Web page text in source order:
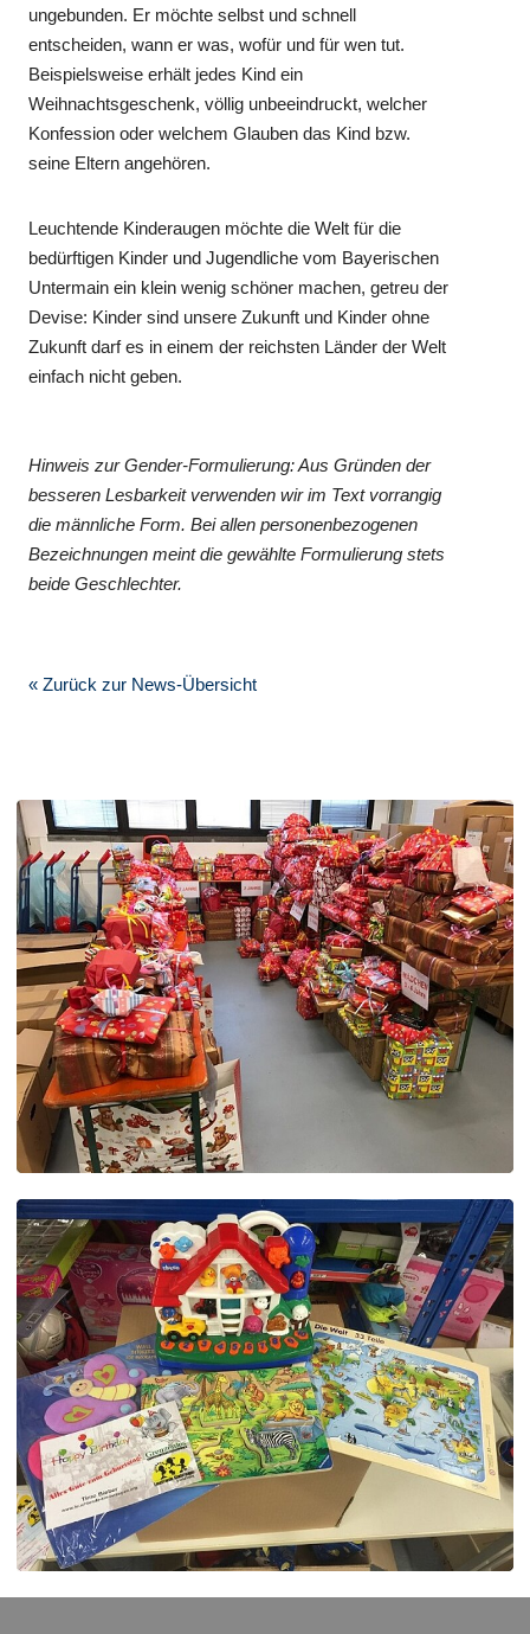
ungebunden. Er möchte selbst und schnell
entscheiden, wann er was, wofür und für wen tut.
Beispielsweise erhält jedes Kind ein
Weihnachtsgeschenk, völlig unbeeindruckt, welcher
Konfession oder welchem Glauben das Kind bzw.
seine Eltern angehören.
Leuchtende Kinderaugen möchte die Welt für die
bedürftigen Kinder und Jugendliche vom Bayerischen
Untermain ein klein wenig schöner machen, getreu der
Devise: Kinder sind unsere Zukunft und Kinder ohne
Zukunft darf es in einem der reichsten Länder der Welt
einfach nicht geben.
Hinweis zur Gender-Formulierung: Aus Gründen der
besseren Lesbarkeit verwenden wir im Text vorrangig
die männliche Form. Bei allen personenbezogenen
Bezeichnungen meint die gewählte Formulierung stets
beide Geschlechter.
« Zurück zur News-Übersicht